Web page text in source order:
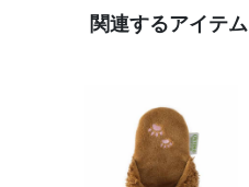
関連するアイテム